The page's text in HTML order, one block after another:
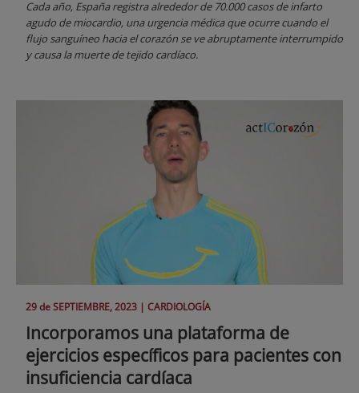
Cada año, España registra alrededor de 70.000 casos de infarto
agudo de miocardio, una urgencia médica que ocurre cuando el
flujo sanguíneo hacia el corazón se ve abruptamente interrumpido
y causa la muerte de tejido cardíaco.
29 deSEPTIEMBRE, 2023 | CARDIOLOGÍA
Incorporamos una plataforma de
ejercicios específicos para pacientes con
insuficiencia cardíaca